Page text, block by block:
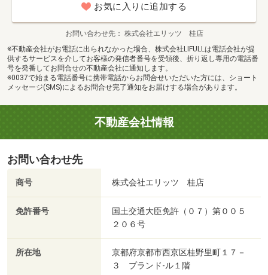
お気に入りに追加する
お問い合わせ先
株式会社エリッツ 桂店
※不動産会社がお電話に出られなかった場合、株式会社LIFULLは電話会社が提
供するサービスを介してお客様の発信者番号を受領後、折り返し専用の電話番
号を発番してお問合せの不動産会社に通知します。
※0037で始まる電話番号に携帯電話からお問合せいただいた方には、ショート
メッセージ(SMS)によるお問合せ完了通知をお届けする場合があります。
不動産会社情報
お問い合わせ先
商号 株式会社エリッツ 桂店
免許番号
国土交通大臣免許（０７）第００５
２０６号
所在地
京都府京都市西京区桂野里町１７－
３ プランド‐ル１階